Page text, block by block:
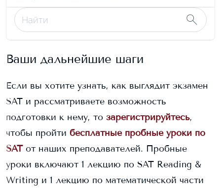
Ваши дальнейшие шаги
Если вы хотите узнать, как выглядит экзамен
SAT и рассматриваете возможность
подготовки к нему, то зарегистрируйтесь,
чтобы пройти бесплатные пробные уроки по
SAT от наших преподавателей. Пробные
уроки включают 1 лекцию по SAT Reading &
Writing и 1 лекцию по математической части